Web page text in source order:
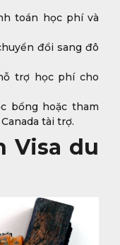
toán học phí và
đổi sang đô
trợ học phí cho
bổng hoặc tham
tài trợ.
Visa du